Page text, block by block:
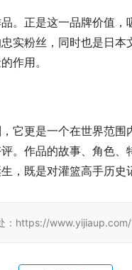
。正是这一品牌价值
实粉丝，同时也是日
作用。
它更是一个在世界范
。作品的故事、角色
，既是对灌篮高手历史
：https://